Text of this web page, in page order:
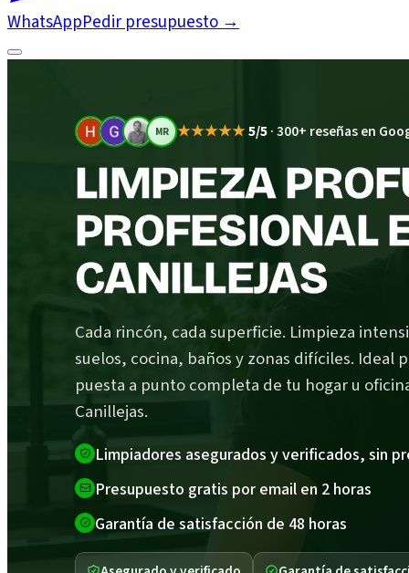
WhatsAppPedir presupuesto→
MR ★★★★★5/5·300+ reseñas en
LIMPIEZA
PROFESIONAL
CANILLEJAS
Cada rincón, cada superficie. Limpieza
suelos, cocina, baños y zonas difíciles. Ideal
puesta a punto completa de tu hogar u
Canillejas.
Limpiadores asegurados y verificados, sin
Presupuesto gratis por email en 2 horas
Garantía de satisfacción de 48 horas